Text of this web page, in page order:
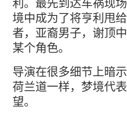
利。最先到达车祸现
境中成为了将亨利甩
者，亚裔男子，谢顶
某个角色。
导演在很多细节上暗
荷兰道一样，梦境代
望。